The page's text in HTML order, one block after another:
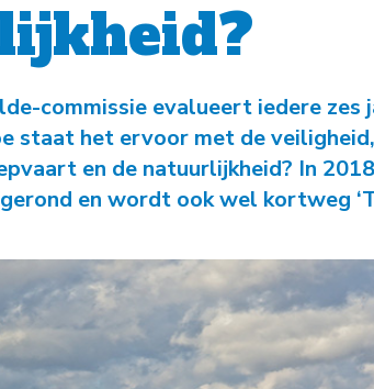
Schelde-estuarium
Welzinge en
commissie evalueert iedere zes
staat het ervoor met de
en de natuurlijkheid? In
en wordt ook wel kortweg